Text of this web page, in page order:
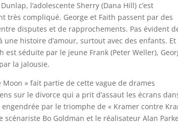
l’adolescente Sherry (Dana Hill) c’est
très compliqué. George et Faith passent par des
disputes et de rapprochements. Pas évident
une histoire d’amour, surtout avec des enfants. Et
est séduite par le jeune Frank (Peter Weller),
la jalousie.
Moon » fait partie de cette vague de drames
sur le divorce qui a prit d’assaut les écrans
engendrée par le triomphe de « Kramer contre
scénariste Bo Goldman et le réalisateur Alan